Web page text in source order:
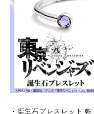
・誕生石ブレスレット 乾